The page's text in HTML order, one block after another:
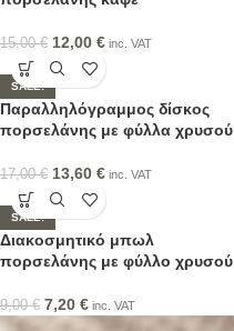
15,00€ 12,00 € inc. VAT
SALE!
Παραλληλόγραμμος δίσκος
πορσελάνης με φύλλα χρυσού
17,00€ 13,60 € inc. VAT
SALE!
Διακοσμητικό μπωλ
πορσελάνης με φύλλο χρυσού
9,00€ 7,20 € inc. VAT